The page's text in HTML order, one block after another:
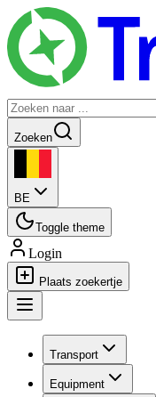
Zoeken
BE
Toggle theme
Login
Plaats zoekertje
Transport
Equipment